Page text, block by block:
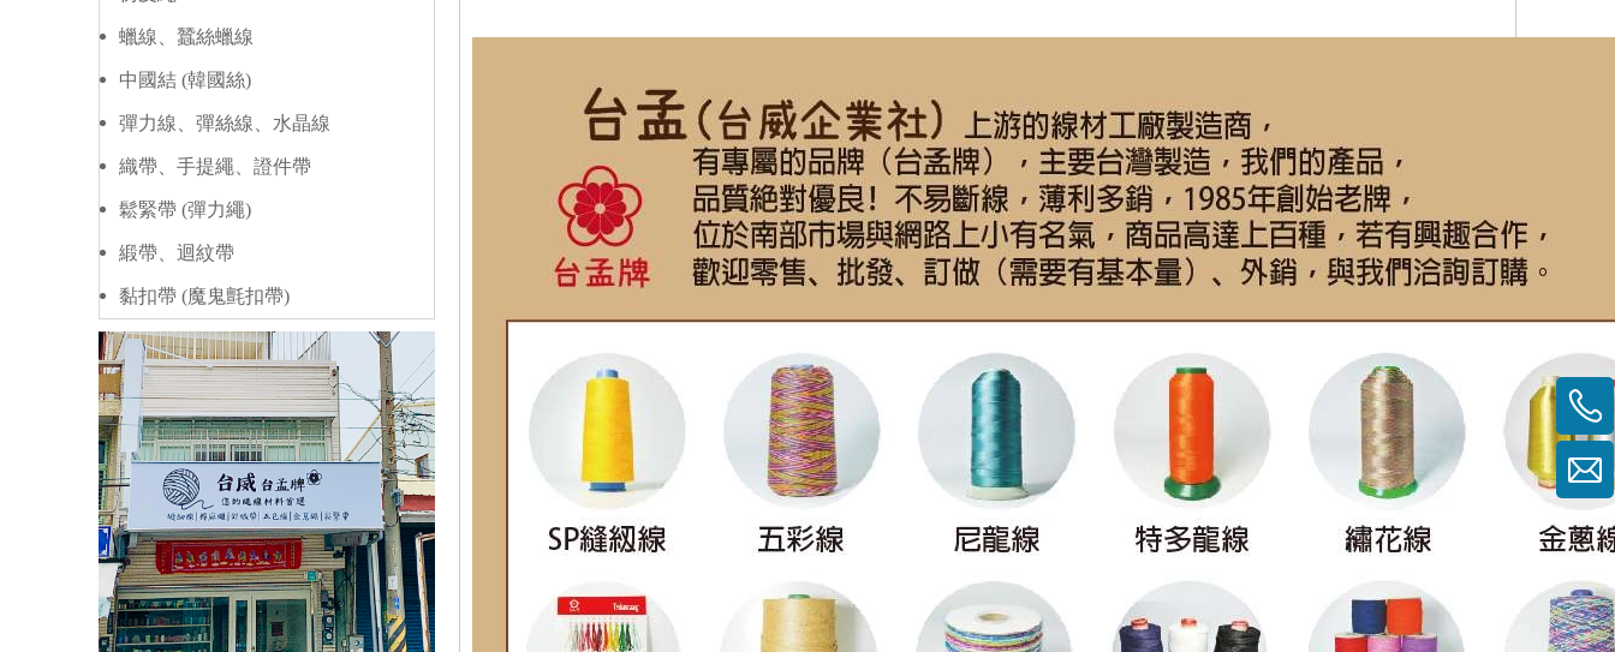
蠟線、蠶絲蠟線
中國結 (韓國絲)
彈力線、彈絲線、水晶線
織帶、手提繩、證件帶
鬆緊帶 (彈力繩)
緞帶、迴紋帶
黏扣帶 (魔鬼氈扣帶)